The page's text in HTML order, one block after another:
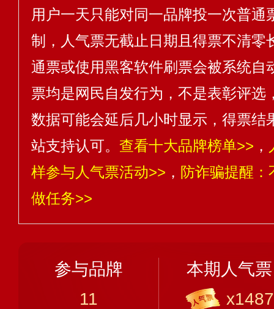
用户一天只能对同一品牌投一次普通
制，人气票无截止日期且得票不清零
通票或使用黑客软件刷票会被系统自
票均是网民自发行为，不是表彰评选
数据可能会延后几小时显示，得票结
站支持认可。 查看十大品牌榜单>> ，
样参与人气票活动>> ， 防诈骗提醒
做任务>>
参与品牌
11
本期人气票
x1487